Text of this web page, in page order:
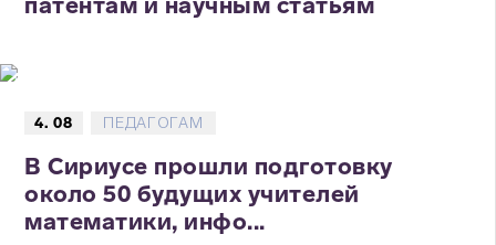
4. 08 ПЕДАГОГАМ
В Сириусе прошли подготовку
около 50 будущих учителей
математики, инфо...